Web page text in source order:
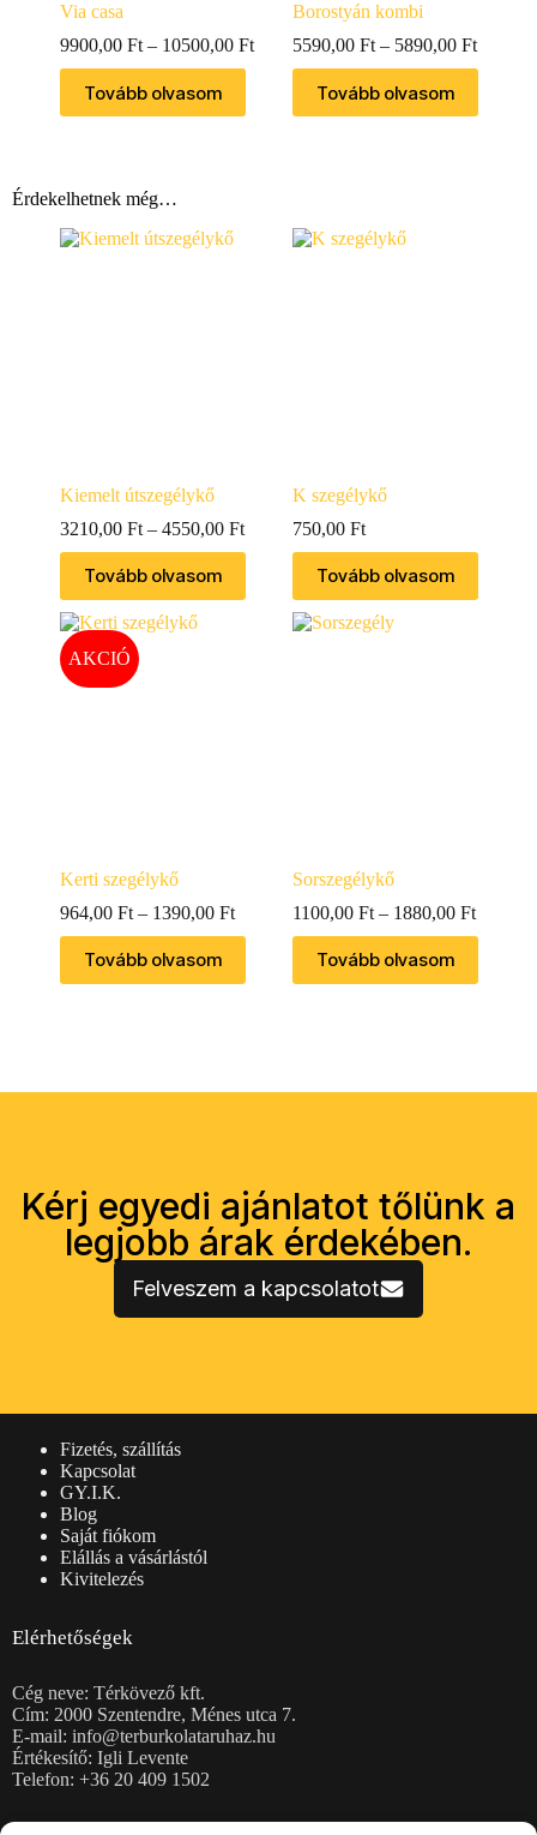
Via casa
9900,00 Ft – 10500,00 Ft
Tovább olvasom
Borostyán kombi
5590,00 Ft – 5890,00 Ft
Tovább olvasom
Érdekelhetnek még…
Kiemelt útszegélykő
3210,00 Ft – 4550,00 Ft
Tovább olvasom
K szegélykő
750,00 Ft
Tovább olvasom
AKCIÓ
Kerti szegélykő
964,00 Ft – 1390,00 Ft
Tovább olvasom
Sorszegélykő
1100,00 Ft – 1880,00 Ft
Tovább olvasom
Kérj egyedi ajánlatot tőlünk a
legjobb árak érdekében.
Felveszem a kapcsolatot
Fizetés, szállítás
Kapcsolat
GY.I.K.
Blog
Saját fiókom
Elállás a vásárlástól
Kivitelezés
Elérhetőségek
Cég neve: Térkövező kft.
Cím: 2000 Szentendre, Ménes utca 7.
E-mail: info@terburkolataruhaz.hu
Értékesítő: Igli Levente
Telefon: +36 20 409 1502